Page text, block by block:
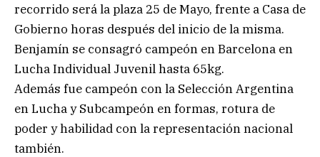
recorrido será la plaza 25 de Mayo, frente a Casa de
Gobierno horas después del inicio de la misma.
Benjamín se consagró campeón en Barcelona en
Lucha Individual Juvenil hasta 65kg.
Además fue campeón con la Selección Argentina
en Lucha y Subcampeón en formas, rotura de
poder y habilidad con la representación nacional
también.